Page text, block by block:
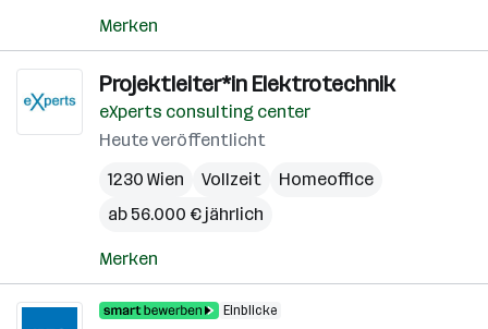
Merken
Projektleiter*in Elektrotechnik
eXperts consulting center
Heute veröffentlicht
1230 Wien
Vollzeit
Homeoffice
ab 56.000 € jährlich
Merken
Einblicke